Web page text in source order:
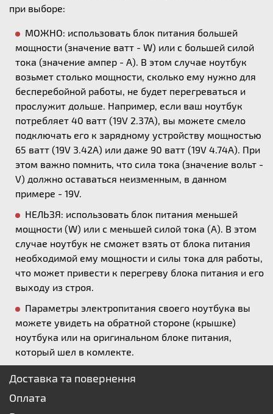
при выборе:
МОЖНО: использовать блок питания большей
мощности (значение ватт - W) или с большей силой
тока (значение ампер - А). В этом случае ноутбук
возьмет столько мощности, сколько ему нужно для
бесперебойной работы, не будет перегреваться и
прослужит дольше. Например, если ваш ноутбук
потребляет 40 ватт (19V 2.37A), вы можете смело
подключать его к зарядному устройству мощностью
65 ватт (19V 3.42A) или даже 90 ватт (19V 4.74A). При
этом важно помнить, что сила тока (значение вольт -
V) должно оставаться неизменным, в данном
примере - 19V.
НЕЛЬЗЯ: использовать блок питания меньшей
мощности (W) или с меньшей силой тока (А). В этом
случае ноутбук не сможет взять от блока питания
необходимой ему мощности и силы тока для работы,
что может привести к перегреву блока питания и его
выходу из строя.
Параметры электропитания своего ноутбука вы
можете увидеть на обратной стороне (крышке)
ноутбука или на оригинальном блоке питания,
который шел в комлекте.
Доставка та повернення
Оплата